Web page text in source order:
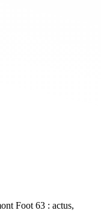
Foot 63 : actus,